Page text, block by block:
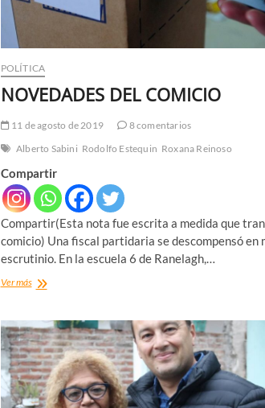
POLÍTICA
NOVEDADES DEL COMICIO
11 de agosto de 2019
8 comentarios
Alberto Sabini Rodolfo Estequin Roxana Reinoso
Compartir
Compartir(Esta nota fue escrita a medida que
comicio) Una fiscal partidaria se descompensó en
escrutinio. En la escuela 6 de Ranelagh,…
Ver másNOVEDADES